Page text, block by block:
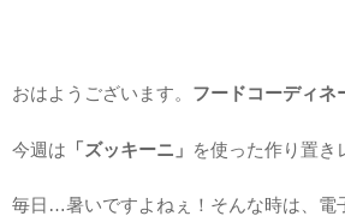
おはようございます。 フードコーディネ
今週は 「ズッキーニ」 を使った作り置き
毎日…暑いですよねぇ！そんな時は、電